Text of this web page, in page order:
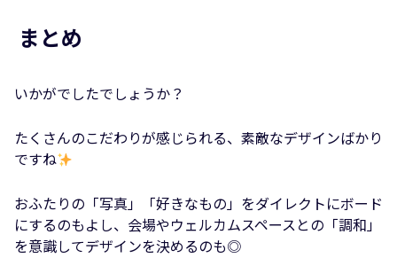
まとめ
いかがでしたでしょうか？
たくさんのこだわりが感じられる、素敵なデザインばかり
ですね
おふたりの「写真」「好きなもの」をダイレクトにボード
にするのもよし、会場やウェルカムスペースとの「調和」
を意識してデザインを決めるのも◎